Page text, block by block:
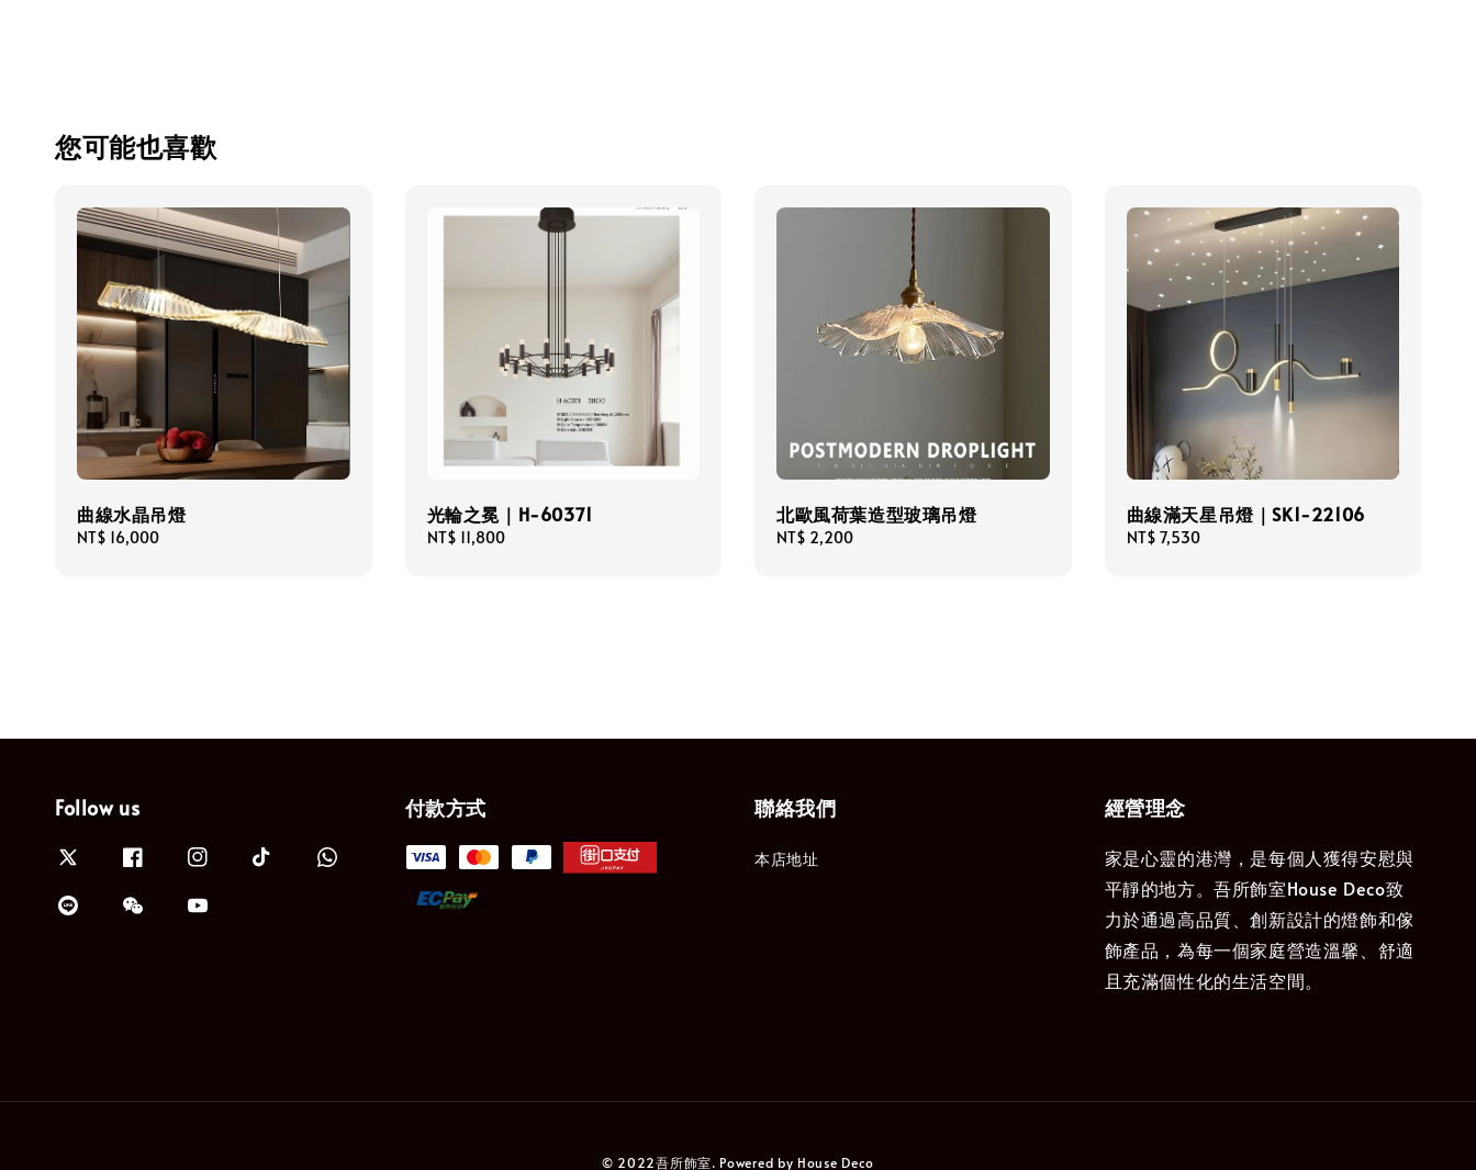
您可能也喜歡
曲線水晶吊燈
Regular
NT$ 16,000
光輪之冕｜H-60371
Regular
NT$ 11,800
北歐風荷葉造型玻璃吊燈
Regular
NT$ 2,200
曲線滿天星吊燈｜SK1-22106
Regular
NT$ 7,530
Follow us 付款方式 聯絡我們
本店地址
經營理念
家是心靈的港灣，是每個人獲得安慰與
平靜的地方。吾所飾室House Deco致
力於通過高品質、創新設計的燈飾和傢
飾產品，為每一個家庭營造溫馨、舒適
且充滿個性化的生活空間。
© 2022吾所飾室. Powered by House Deco